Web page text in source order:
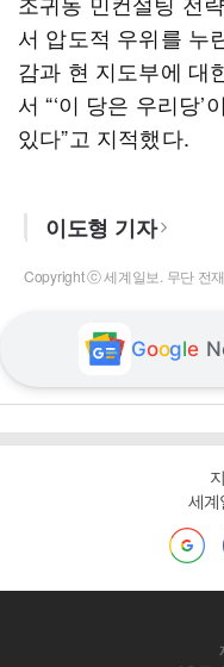
서 압도적 우위를 누
감과 현 지도부에 대
서 “‘이 당은 우리당
있다”고 지적했다.
이도형 기자
Copyright ⓒ 세계일보. 무단 전
Google
세계